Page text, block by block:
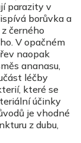
parazity v
borůvka a
černého
V opačném
naopak
ananasu,
léčby
které se
účinky
je vhodné
z dubu,